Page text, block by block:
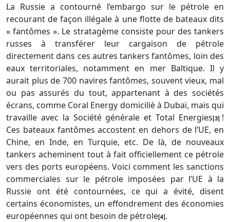
La Russie a contourné l’embargo sur le pétrole en
recourant de façon illégale à une flotte de bateaux dits
« fantômes ». Le stratagème consiste pour des tankers
russes à transférer leur cargaison de pétrole
directement dans ces autres tankers fantômes, loin des
eaux territoriales, notamment en mer Baltique. Il y
aurait plus de 700 navires fantômes, souvent vieux, mal
ou pas assurés du tout, appartenant à des sociétés
écrans, comme Coral Energy domicilié à Dubaï, mais qui
travaille avec la Société générale et Total Energies [3] !
Ces bateaux fantômes accostent en dehors de l’UE, en
Chine, en Inde, en Turquie, etc. De là, de nouveaux
tankers acheminent tout à fait officiellement ce pétrole
vers des ports européens. Voici comment les sanctions
commerciales sur le pétrole imposées par l’UE à la
Russie ont été contournées, ce qui a évité, disent
certains économistes, un effondrement des économies
européennes qui ont besoin de pétrole[4] .